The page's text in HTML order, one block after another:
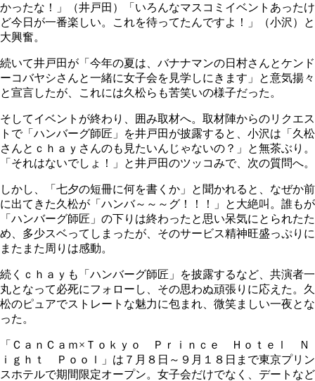
かったな！」（井戸田）「いろんなマスコミイベントあったけ
ど今日が一番楽しい。これを待ってたんですよ！」（小沢）と
大興奮。
続いて井戸田が「今年の夏は、バナナマンの日村さんとケンド
ーコバヤシさんと一緒に女子会を見学しにきます」と意気揚々
と宣言したが、これには久松らも苦笑いの様子だった。
そしてイベントが終わり、囲み取材へ。取材陣からのリクエス
トで「ハンバーグ師匠」を井戸田が披露すると、小沢は「久松
さんとｃｈａｙさんのも見たいんじゃないの？」と無茶ぶり。
「それはないでしょ！」と井戸田のツッコみで、次の質問へ。
しかし、「七夕の短冊に何を書くか」と聞かれると、なぜか前
に出てきた久松が「ハンバ～～～グ！！！」と大絶叫。誰もが
「ハンバーグ師匠」の下りは終わったと思い呆気にとられたた
め、多少スベってしまったが、そのサービス精神旺盛っぷりに
またまた周りは感動。
続くｃｈａｙも「ハンバーグ師匠」を披露するなど、共演者一
丸となって必死にフォローし、その思わぬ頑張りに応えた。久
松のピュアでストレートな魅力に包まれ、微笑ましい一夜とな
った。
「ＣａｎＣａｍ×Ｔｏｋｙｏ Ｐｒｉｎｃｅ Ｈｏｔｅｌ Ｎ
ｉｇｈｔ Ｐｏｏｌ」は７月８日～９月１８日まで東京プリン
スホテルで期間限定オープン。女子会だけでなく、デートなど